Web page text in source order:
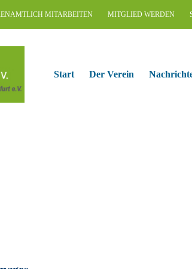
MITARBEITEN MITGLIED WERDEN
Start Der Verein